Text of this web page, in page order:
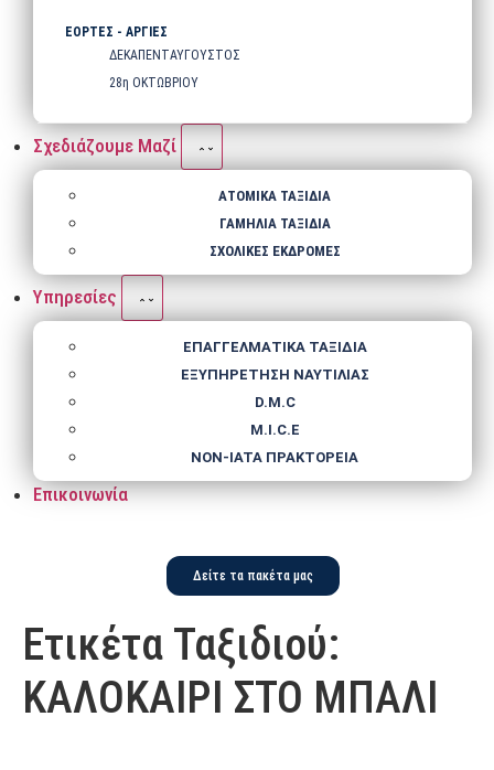
ΕΟΡΤΕΣ - ΑΡΓΙΕΣ
ΔΕΚΑΠΕΝΤΑΥΓΟΥΣΤΟΣ
28η ΟΚΤΩΒΡΙΟΥ
Σχεδιάζουμε Μαζί
ΑΤΟΜΙΚΑ ΤΑΞΙΔΙΑ
ΓΑΜΗΛΙΑ ΤΑΞΙΔΙΑ
ΣΧΟΛΙΚΕΣ ΕΚΔΡΟΜΕΣ
Υπηρεσίες
ΕΠΑΓΓΕΛΜΑΤΙΚΑ ΤΑΞΙΔΙΑ
ΕΞΥΠΗΡΕΤΗΣΗ ΝΑΥΤΙΛΙΑΣ
D.M.C
M.I.C.E
NΟΝ-IATA ΠΡΑΚΤΟΡΕΙΑ
Επικοινωνία
Δείτε τα πακέτα μας
Ετικέτα Ταξιδιού:
ΚΑΛΟΚΑΙΡΙ ΣΤΟ ΜΠΑΛΙ